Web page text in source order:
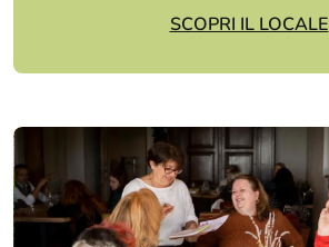
SCOPRI IL LOCALE